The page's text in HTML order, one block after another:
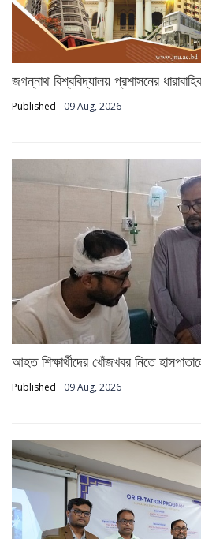
জগন্নাথ বিশ্ববিদ্যালয় প্রশাসনের
Published 09 Aug, 2026
আহত শিক্ষার্থীদের খোঁজখবর নিতে
Published 09 Aug, 2026